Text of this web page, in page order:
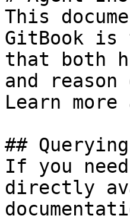
This
GitBook is
that both
and
Learn
##
If you
directly